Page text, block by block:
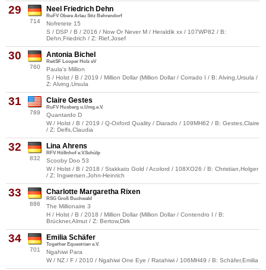
29
714
Neel Friedrich Dehn
RuFV Obere Arlau Sitz Behrendorf
Nofretete 15
S / DSP / B / 2016 / Now Or Never M / Heraldik xx / 107WP82 / B:
Dehn,Friedrich / Z: Rief,Josef
30
760
Antonia Bichel
ReitSF Looper Holz eV
Paula's Million
S / Holst / B / 2019 / Million Dollar (Million Dollar / Corrado I / B: Alving,Ursula /
Z: Alving,Ursula
31
789
Claire Gestes
RuFV Husberg u.Umg.e.V.
Quantardo D
W / Holst / B / 2019 / Q-Oxford Quality / Diarado / 109MH62 / B: Gestes,Claire
/ Z: Delfs,Claudia
32
832
Lina Ahrens
RFV Höllnhof e.V.Schülp
Scooby Doo 53
W / Holst / B / 2018 / Stakkato Gold / Acolord / 108XO26 / B: Christian,Holger
/ Z: Ingwersen,John-Heinrich
33
886
Charlotte Margaretha Rixen
RSG Groß Buchwald
The Millionaire 3
H / Holst / B / 2018 / Million Dollar (Million Dollar / Contendro I / B:
Brückner,Almut / Z: Bertow,Dirk
34
701
Emilia Schäfer
Together Equestrian e.V.
Ngahiwi Para
W / NZ / F / 2010 / Ngahiwi One Eye / Ratahiwi / 106MH49 / B: Schäfer,Emilia